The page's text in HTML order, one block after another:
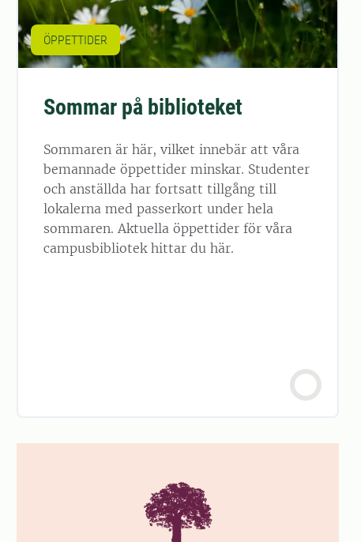
ÖPPETTIDER
Sommar på biblioteket
Sommaren är här, vilket innebär att våra
bemannade öppettider minskar. Studenter
och anställda har fortsatt tillgång till
lokalerna med passerkort under hela
sommaren. Aktuella öppettider för våra
campusbibliotek hittar du här.